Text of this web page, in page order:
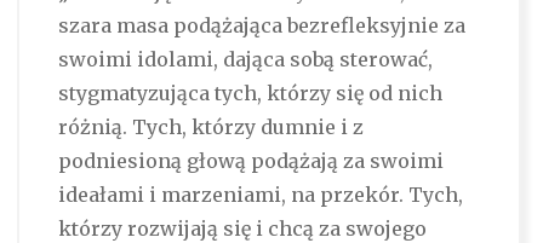
szara masa podążająca bezrefleksyjnie za
swoimi idolami, dająca sobą sterować,
stygmatyzująca tych, którzy się od nich
różnią. Tych, którzy dumnie i z
podniesioną głową podążają za swoimi
ideałami i marzeniami, na przekór. Tych,
którzy rozwijają się i chcą za swojego